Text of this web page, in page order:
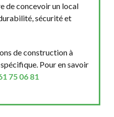
de concevoir un local
sécurité et
de construction à
Pour en savoir
75 06 81